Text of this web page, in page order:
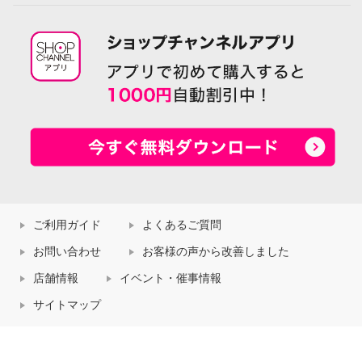
ご利用ガイド よくあるご質問
お問い合わせ お客様の声から改善しました
店舗情報 イベント・催事情報
サイトマップ